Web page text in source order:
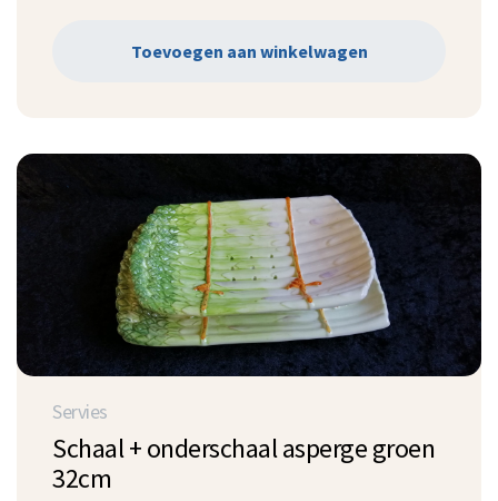
Toevoegen aan winkelwagen
Servies
Schaal + onderschaal asperge groen
32cm